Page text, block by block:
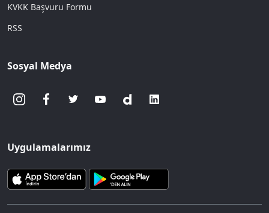
KVKK Başvuru Formu
RSS
Sosyal Medya
Uygulamalarımız